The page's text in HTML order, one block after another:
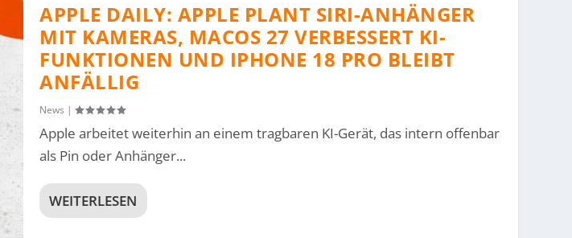
APPLE DAILY: APPLE PLANT SIRI-ANHÄNGER
MIT KAMERAS, MACOS 27 VERBESSERT KI-
FUNKTIONEN UND IPHONE 18 PRO BLEIBT
ANFÄLLIG
News |
Apple arbeitet weiterhin an einem tragbaren KI-Gerät, das intern offenbar
als Pin oder Anhänger...
WEITERLESEN